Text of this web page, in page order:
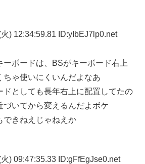
火) 12:34:59.81 ID:yIbEJ7lp0.net
ーボードは、BSがキーボード右上
ちゃ使いにくいんだよなあ
ドとしても長年右上に配置してたの
づいてから変えるんだよボケ
できねえじゃねえか
火) 09:47:35.33 ID:gFfEgJse0.net